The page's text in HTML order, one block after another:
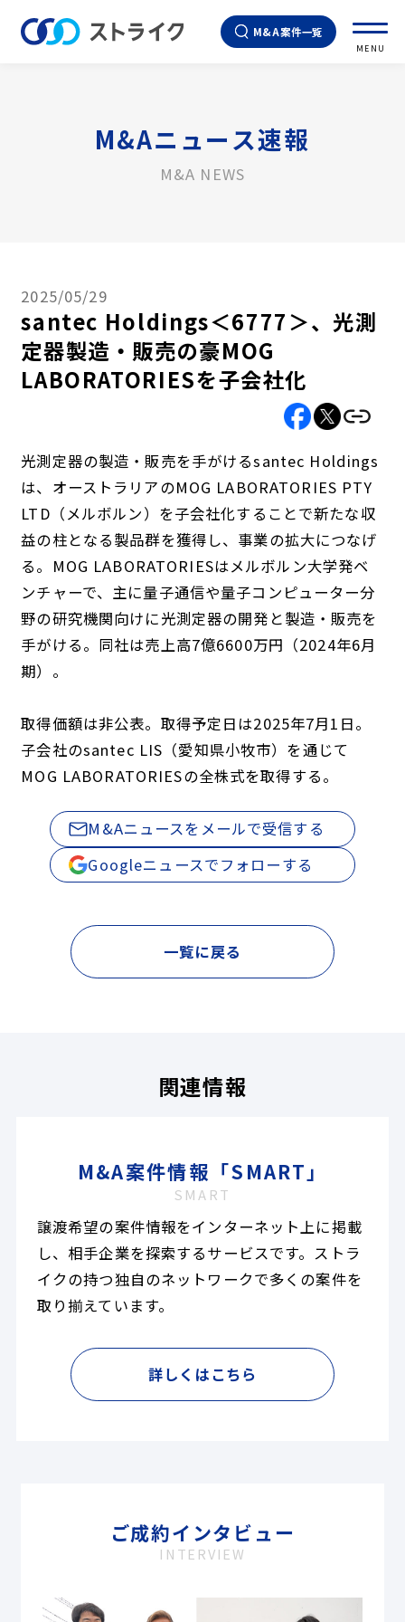
M&A案件一覧
MENU
M&Aニュース速報
M&A NEWS
2025/05/29
santec Holdings＜6777＞、光測
定器製造・販売の豪MOG
LABORATORIESを子会社化
光測定器の製造・販売を手がけるsantec Holdings
は、オーストラリアのMOG LABORATORIES PTY
LTD（メルボルン）を子会社化することで新たな収
益の柱となる製品群を獲得し、事業の拡大につなげ
る。MOG LABORATORIESはメルボルン大学発ベ
ンチャーで、主に量子通信や量子コンピューター分
野の研究機関向けに光測定器の開発と製造・販売を
手がける。同社は売上高7億6600万円（2024年6月
期）。
取得価額は非公表。取得予定日は2025年7月1日。
子会社のsantec LIS（愛知県小牧市）を通じて
MOG LABORATORIESの全株式を取得する。
M&Aニュースをメールで受信する
Googleニュースでフォローする
一覧に戻る
関連情報
M&A案件情報「SMART」
SMART
譲渡希望の案件情報をインターネット上に掲載
し、相手企業を探索するサービスです。ストラ
イクの持つ独自のネットワークで多くの案件を
取り揃えています。
詳しくはこちら
ご成約インタビュー
INTERVIEW